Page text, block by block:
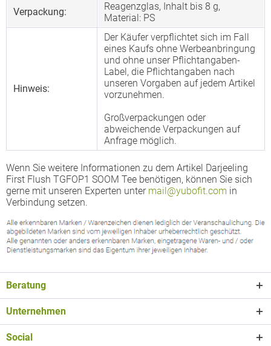
Verpackung:
Reagenzglas, Inhalt bis 8 g,
Material: PS
Hinweis:
Der Käufer verpflichtet sich im Fall
eines Kaufs ohne Werbeanbringung
und ohne unser Pflichtangaben-
Label, die Pflichtangaben nach
unseren Vorgaben auf jedem Artikel
vorzunehmen.
Großverpackungen oder
abweichende Verpackungen auf
Anfrage möglich.
Wenn Sie weitere Informationen zu dem Artikel Darjeeling
First Flush TGFOP1 SOOM Tee benötigen, können Sie sich
gerne mit unseren Experten unter mail@yubofit.com in
Verbindung setzen.
Beratung
Unternehmen
Social